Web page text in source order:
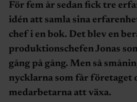
För fem år sedan fick tre
idén att samla sina
chef i en bok. Det blev en
produktionschefen Jonas
gång på gång. Men så
nycklarna som får företaget
medarbetarna att växa.